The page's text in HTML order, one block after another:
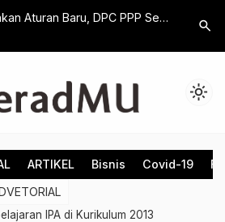
Aturan Baru, DPC PPP Se-
di Surakarta
PPDI
Visi Ini
search
light_mode
ARTIKEL Bisnis Covid-19
IPA di Kurikulum 2013